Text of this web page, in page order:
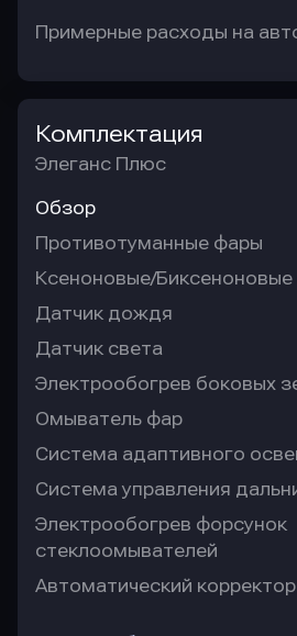
Примерные расходы на
Комплектация
Элеганс Плюс
Обзор
Противотуманные фары
Ксеноновые/
Датчик дождя
Датчик света
Электрообогрев боковых
Омыватель фар
Система адаптивного
Система управления
Электрообогрев форсунок
стеклоомывателей
Автоматический